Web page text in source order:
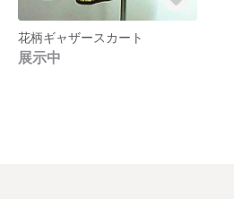
花柄ギャザースカート
展示中